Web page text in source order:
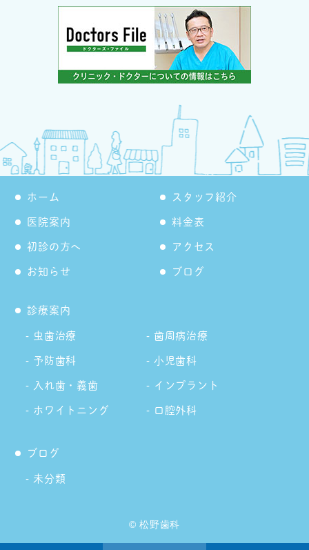
ホーム スタッフ紹介
医院案内 料金表
初診の方へ アクセス
お知らせ ブログ
診療案内
虫歯治療 歯周病治療
予防歯科 小児歯科
入れ歯・義歯 インプラント
ホワイトニング 口腔外科
ブログ
未分類
© 松野歯科